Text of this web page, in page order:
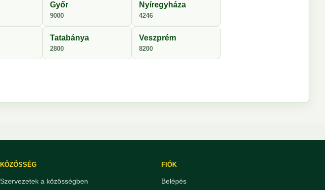
Győr
9000
Nyíregyháza
4246
Tatabánya
2800
Veszprém
8200
KÖZÖSSÉG
Szervezetek a közösségben
FIÓK
Belépés